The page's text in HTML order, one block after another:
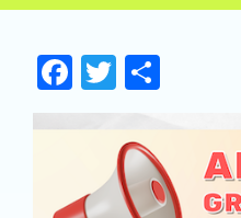
Facebook
Twitter